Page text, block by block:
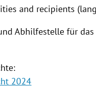
and recipients
Abhilfestelle für
2024